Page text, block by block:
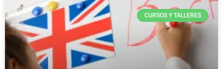
CURSOS Y TALLERES